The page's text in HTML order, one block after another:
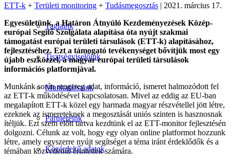
Tagjaink
Tisztségviselőink
Munkatársaink
Partnereink
Közérdekű adatok
ETT-k + Területi monitoring + Tudásmegosztás | 2021. március 17.
Egyesületünk, a Határon Átnyúló Kezdeményezések Közép-
európai Segítő Szolgálata alapítása óta nyújt szakmai
támogatást európai területi társulások (ETT-k) alapításához,
fejlesztéséhez. Ezt a támogató tevékenységet bővítjük most egy
újabb eszközzel, a magyar európai területi társulások
információs platformjával.
Munkánk során rengeteg adat, információ, ismeret halmozódott fel
az ETT-k működésével kapcsolatosan. Mivel az eddig az EU-ban
megalapított ETT-k közel egy harmada magyar részvétellel jött létre,
ezeknek az ismereteknek a megosztását uniós szinten is hasznosnak
ítéljük. Ezt szem előtt tartva kezdtünk el az ETT-monitor fejlesztésén
dolgozni. Célunk az volt, hogy egy olyan online platformot hozzunk
létre, amely egyszerre nyújt segítséget a téma iránt érdeklődők és a
témában közvetlenül érintettek számára.